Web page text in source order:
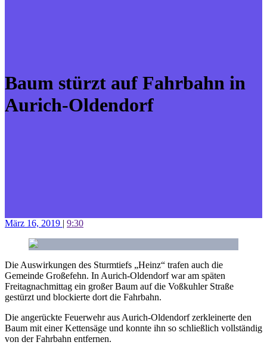
Baum stürzt auf Fahrbahn in
Aurich-Oldendorf
März 16, 2019 | 9:30
Die Auswirkungen des Sturmtiefs „Heinz“ trafen auch die
Gemeinde Großefehn. In Aurich-Oldendorf war am späten
Freitagnachmittag ein großer Baum auf die Voßkuhler Straße
gestürzt und blockierte dort die Fahrbahn.
Die angerückte Feuerwehr aus Aurich-Oldendorf zerkleinerte den
Baum mit einer Kettensäge und konnte ihn so schließlich vollständig
von der Fahrbahn entfernen.